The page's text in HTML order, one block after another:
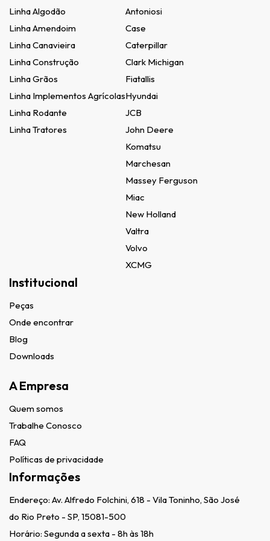
Linha Algodão
Linha Amendoim
Linha Canavieira
Linha Construção
Linha Grãos
Linha Implementos Agrícolas
Linha Rodante
Linha Tratores
Antoniosi
Case
Caterpillar
Clark Michigan
Fiatallis
Hyundai
JCB
John Deere
Komatsu
Marchesan
Massey Ferguson
Miac
New Holland
Valtra
Volvo
XCMG
Institucional
Peças
Onde encontrar
Blog
Downloads
A Empresa
Quem somos
Trabalhe Conosco
FAQ
Políticas de privacidade
Informações
Endereço: Av. Alfredo Folchini, 618 - Vila Toninho, São José
do Rio Preto - SP, 15081-500
Horário: Segunda a sexta - 8h às 18h